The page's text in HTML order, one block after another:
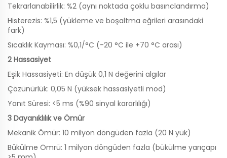
Tekrarlanabilirlik: %2 (aynı noktada çoklu basınclandırma)
Histerezis: %1,5 (yükleme ve boşaltma eğrileri arasındaki
fark)
Sıcaklık Kayması: %0,1/°C (-20 °C ile +70 °C arası)
2 Hassasiyet
Eşik Hassasiyeti: En düşük 0,1 N değerini algılar
Çözünürlük: 0,05 N (yüksek hassasiyetli mod)
Yanıt Süresi: <5 ms (%90 sinyal kararlılığı)
3 Dayanıklılık ve Ömür
Mekanik Ömür: 10 milyon döngüden fazla (20 N yük)
Bükülme Ömrü: 1 milyon döngüden fazla (bükülme yarıçapı